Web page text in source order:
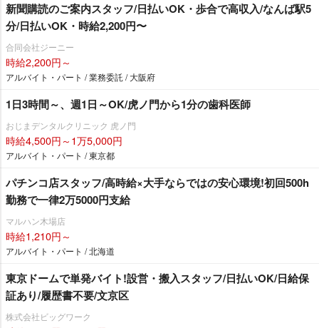
新聞購読のご案内スタッフ/日払いOK・歩合で高収入/なんば駅5
分/日払いOK・時給2,200円〜
合同会社ジーニー
時給2,200円～
アルバイト・パート / 業務委託 / 大阪府
1日3時間～、週1日～OK/虎ノ門から1分の歯科医師
おじまデンタルクリニック 虎ノ門
時給4,500円～1万5,000円
アルバイト・パート / 東京都
パチンコ店スタッフ/高時給×大手ならではの安心環境!初回500h
勤務で一律2万5000円支給
マルハン木場店
時給1,210円～
アルバイト・パート / 北海道
東京ドームで単発バイト!設営・搬入スタッフ/日払いOK/日給保
証あり/履歴書不要/文京区
株式会社ビッグワーク